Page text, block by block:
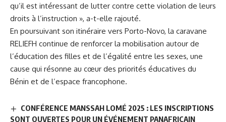
qu’il est intéressant de lutter contre cette violation de leurs
droits à l’instruction », a-t-elle rajouté.
En poursuivant son itinéraire vers Porto-Novo, la caravane
RELIEFH continue de renforcer la mobilisation autour de
l’éducation des filles et de l’égalité entre les sexes, une
cause qui résonne au cœur des priorités éducatives du
Bénin et de l’espace francophone.
CONFÉRENCE MANSSAH LOMÉ 2025 : LES INSCRIPTIONS
SONT OUVERTES POUR UN ÉVÉNEMENT PANAFRICAIN